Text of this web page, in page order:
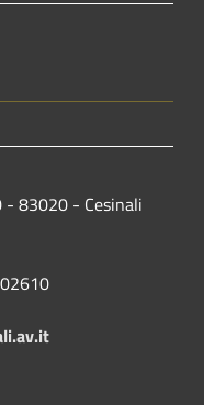
- 83020 - Cesinali